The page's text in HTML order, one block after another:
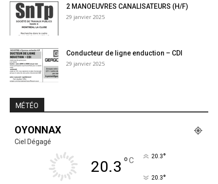
2 MANOEUVRES CANALISATEURS (H/F)
29 janvier 2025
Conducteur de ligne enduction – CDI
29 janvier 2025
MÉTÉO
OYONNAX
Ciel Dégagé
20.3 °C 20.3°
20.3°